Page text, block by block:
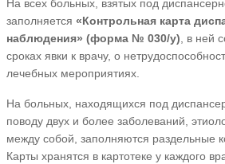
На всех больных, взятых под
заполняется «Контрольная карта
наблюдения» (форма № 030/у), в ней
сроках явки к врачу, о
лечебных мероприятиях.
На больных, находящихся под
поводу двух и более заболеваний,
между собой, заполняются раздельные
Карты хранятся в картотеке у каждого